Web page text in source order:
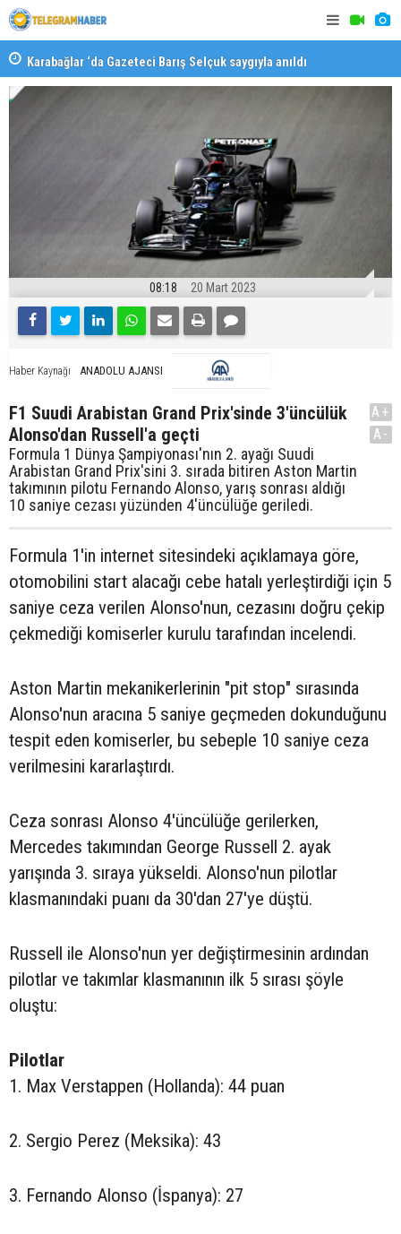
Karabağlar ‘da Gazeteci Barış Selçuk saygıyla anıldı
08:18 20 Mart 2023
Haber Kaynağı ANADOLU AJANSI
F1 Suudi Arabistan Grand Prix'sinde 3'üncülük
Alonso'dan Russell'a geçti
Formula 1 Dünya Şampiyonası'nın 2. ayağı Suudi
Arabistan Grand Prix'sini 3. sırada bitiren Aston Martin
takımının pilotu Fernando Alonso, yarış sonrası aldığı
10 saniye cezası yüzünden 4'üncülüğe geriledi.
A+
A-
Formula 1'in internet sitesindeki açıklamaya göre,
otomobilini start alacağı cebe hatalı yerleştirdiği için 5
saniye ceza verilen Alonso'nun, cezasını doğru çekip
çekmediği komiserler kurulu tarafından incelendi.
Aston Martin mekanikerlerinin "pit stop" sırasında
Alonso'nun aracına 5 saniye geçmeden dokunduğunu
tespit eden komiserler, bu sebeple 10 saniye ceza
verilmesini kararlaştırdı.
Ceza sonrası Alonso 4'üncülüğe gerilerken,
Mercedes takımından George Russell 2. ayak
yarışında 3. sıraya yükseldi. Alonso'nun pilotlar
klasmanındaki puanı da 30'dan 27'ye düştü.
Russell ile Alonso'nun yer değiştirmesinin ardından
pilotlar ve takımlar klasmanının ilk 5 sırası şöyle
oluştu:
Pilotlar
1. Max Verstappen (Hollanda): 44 puan
2. Sergio Perez (Meksika): 43
3. Fernando Alonso (İspanya): 27